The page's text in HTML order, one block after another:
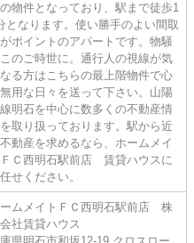
物件となっており、駅まで徒歩1
となります。使い勝手のよい間取
がポイントのアパートです。物騒
のご時世に。通行人の視線が気
る方はこちらの最上階物件で心
用な日々を送って下さい。山陽
明石を中心に数多くの不動産情
取り扱っております。駅から近
動産を求めるなら、ホームメイ
ＦＣ西明石駅前店 賃貸ハウスに
せください。
ムメイトＦＣ西明石駅前店 株
社賃貸ハウス